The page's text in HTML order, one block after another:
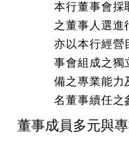
本行董事會採
之董事人選進
亦以本行經營
事會組成之獨
備之專業能力
名董事續任之
董事成員多元與